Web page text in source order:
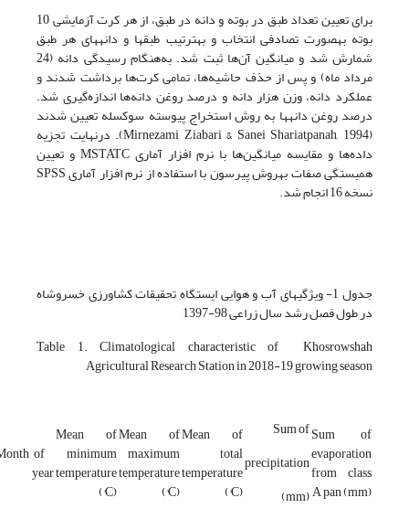
برای تعیین تعداد طبق در بوته و دانه در طبق، از هر کرت آزمایشی 10
بوته به­صورت تصادفی انتخاب و به­ترتیب طبق­ها و دانه­های هر طبق
شمارش شد و میانگین آن‌ها ثبت شد. به‌هنگام رسیدگی دانه (24
مرداد ماه) و پس از حذف حاشیه‌ها، تمامی کرت‌ها برداشت شدند و
عملکرد دانه، وزن هزار دانه و درصد روغن دانه‌ها اندازه‌گیری شد.
درصد روغن دانه­ها به روش استخراج پیوسته سوکسله تعیین شدند
(Mirnezami Ziabari & Sanei Shariatpanah, 1994). در­نهایت تجزیه
داده‌ها و مقایسه میانگین‌ها با نرم افزار آماری MSTATC و تعیین
همبستگی صفات به­روش پیرسون با استفاده از نرم افزار آماری SPSS
نسخه 16 انجام شد.
جدول 1- ویژگی­های آب و هوایی ایستگاه تحقیقات کشاورزی خسروشاه
در طول فصل رشد سال زراعی 98-1397
Table 1. Climatological characteristic of Khosrowshah
Agricultural Research Station in 2018-19 growing season
Sum of
evaporation
from class
A pan (mm)
Sum of
precipitation
(mm)
Mean of
total
temperature
(°C)
Mean of
maximum
temperature
(°C)
Mean of
minimum
temperature
(°C)
of
year